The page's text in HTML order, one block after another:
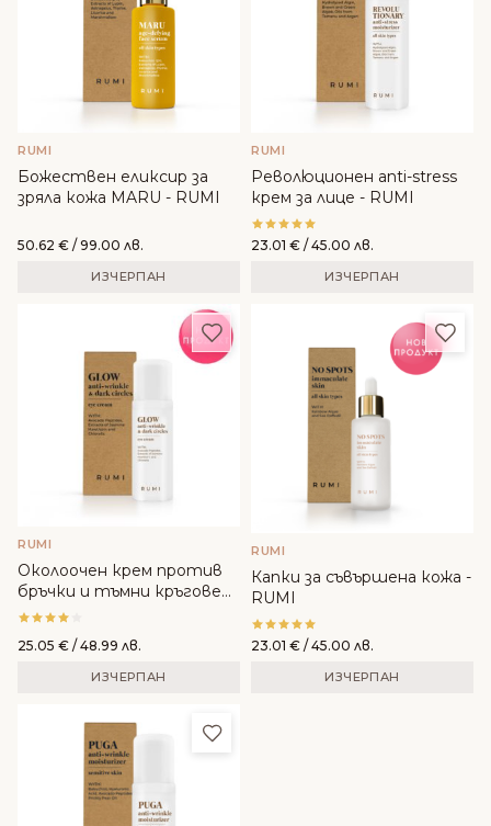
RUMI
Божествен еликсир за
зряла кожа MARU - RUMI
50.62 € / 99.00 лв.
ИЗЧЕРПАН
RUMI
Революционен anti-stress
крем за лице - RUMI
23.01 € / 45.00 лв.
ИЗЧЕРПАН
Добави в любими
RUMI
Околоочен крем против
бръчки и тъмни кръгове
GLOW - RUMI
25.05 € / 48.99 лв.
ИЗЧЕРПАН
RUMI
Капки за съвършена кожа -
RUMI
23.01 € / 45.00 лв.
ИЗЧЕРПАН
Добави в любими